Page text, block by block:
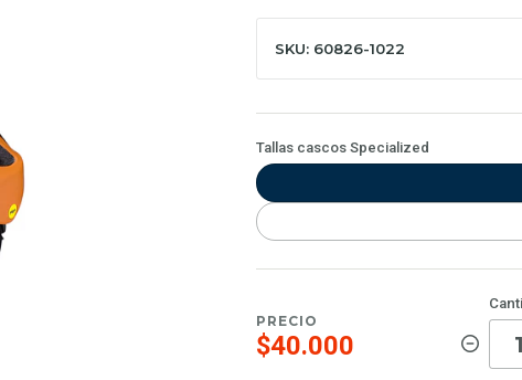
SKU: 60826-1022
Tallas cascos Specialized
PRECIO
$40.000